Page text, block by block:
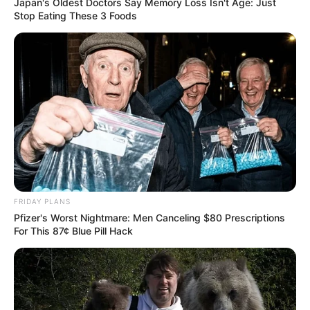
χαρά.
– Εύχομαι το φως των Χριστουγέννων να
φωτίσει τον δρόμο σας με ευτυχία.
– Ας είναι αυτή η περίοδος γεμάτη ειρήνη και
αγάπη για όλον τον κόσμο.
-Καλές γιορτές και χαρούμενο το νέο έτος που
έρχεται!
-Να βρείτε στιγμές ξεκούρασης και
χαλάρωσης αυτές τις γιορτές.
καθ’ όλη τη διάρκεια των Χριστουγέννων.
-Καλή χρονιά! Με υγεία, αγάπη και ευτυχία.
Japan's Oldest Doctors Say Memory Loss Isn't Age: Just
Stop Eating These 3 Foods
FRIDAY PLANS
Pfizer's Worst Nightmare: Men Canceling $80 Prescriptions
For This 87¢ Blue Pill Hack